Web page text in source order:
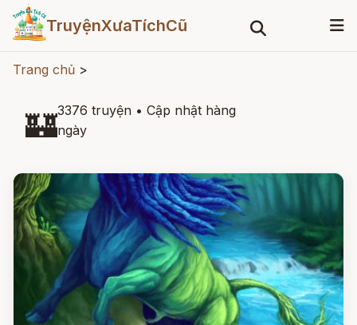
TruyệnXưaTíchCũ
Trang chủ >
🏰3376 truyện • Cập nhật hàng
ngày